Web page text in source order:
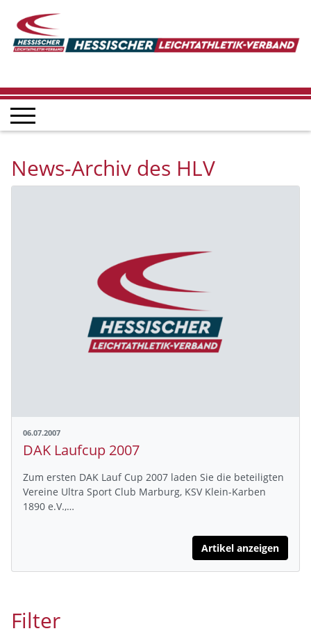
News-Archiv des HLV
06.07.2007
DAK Laufcup 2007
Zum ersten DAK Lauf Cup 2007 laden Sie die beteiligten
Vereine Ultra Sport Club Marburg, KSV Klein-Karben
1890 e.V.,…
Artikel anzeigen
Filter